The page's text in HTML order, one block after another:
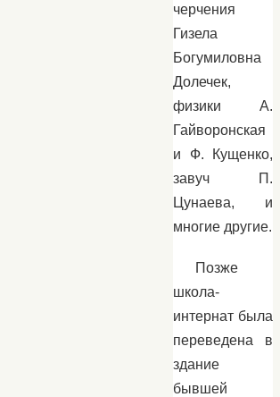
черчения
Гизела
Богумиловна
Долечек,
физики А.
Гайворонская
и Ф. Кущенко,
завуч П.
Цунаева, и
многие другие.
Позже
школа-
интернат была
переведена в
здание
бывшей